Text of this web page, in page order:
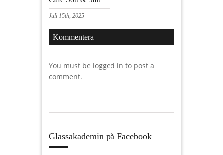
Juli 15th, 2025
Kommentera
You must be logged in to post a
comment.
Glassakademin på Facebook